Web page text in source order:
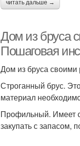
читать дальше →
Дом из бруса
Пошаговая
Дом из бруса
Строганный брус.
материал
Профильный. Имеет
закупать с запасом,